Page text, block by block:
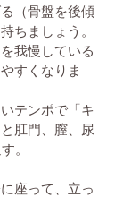
（骨盤を後傾
ちましょう。
我慢している
すくなりま
テンポで「キ
肛門、膣、尿
。
座って、立っ